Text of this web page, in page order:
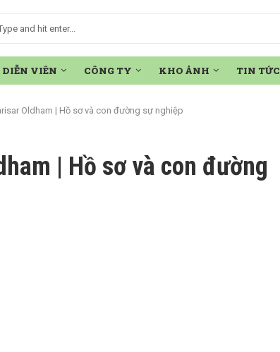
DIỄN VIÊN CÔNG TY KHO ẢNH TIN TỨC
Oldham | Hồ sơ và con đường sự nghiệp
| Hồ sơ và con đường